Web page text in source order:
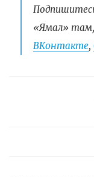
«Ямал» там,
ВКонтакте,